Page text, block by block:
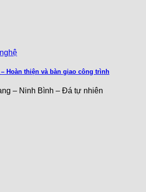
Hoàn thiện và bàn giao công trình
– Ninh Bình – Đá tự nhiên